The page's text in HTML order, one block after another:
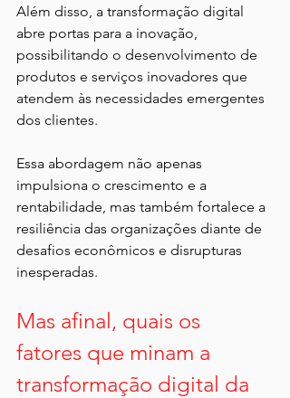
Além disso, a transformação digital
abre portas para a inovação,
possibilitando o desenvolvimento de
produtos e serviços inovadores que
atendem às necessidades emergentes
dos clientes.
Essa abordagem não apenas
impulsiona o crescimento e a
rentabilidade, mas também fortalece a
resiliência das organizações diante de
desafios econômicos e disrupturas
inesperadas.
Mas afinal, quais os
fatores que minam a
transformação digital da